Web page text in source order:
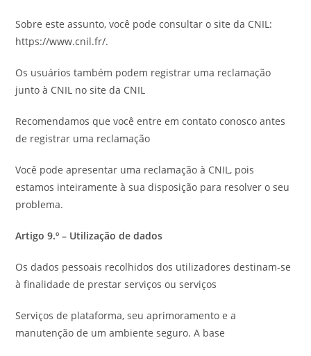
Sobre este assunto, você pode consultar o site da CNIL:
https://www.cnil.fr/.
Os usuários também podem registrar uma reclamação
junto à CNIL no site da CNIL
Recomendamos que você entre em contato conosco antes
de registrar uma reclamação
Você pode apresentar uma reclamação à CNIL, pois
estamos inteiramente à sua disposição para resolver o seu
problema.
Artigo 9.º – Utilização de dados
Os dados pessoais recolhidos dos utilizadores destinam-se
à finalidade de prestar serviços ou serviços
Serviços de plataforma, seu aprimoramento e a
manutenção de um ambiente seguro. A base